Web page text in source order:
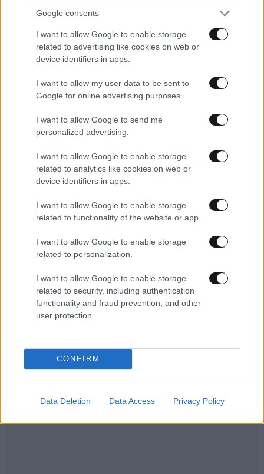
Google consents
I want to allow Google to enable storage
related to advertising like cookies on web or
device identifiers in apps.
I want to allow my user data to be sent to
Google for online advertising purposes.
I want to allow Google to send me
personalized advertising.
I want to allow Google to enable storage
related to analytics like cookies on web or
device identifiers in apps.
I want to allow Google to enable storage
related to functionality of the website or app.
I want to allow Google to enable storage
related to personalization.
I want to allow Google to enable storage
related to security, including authentication
functionality and fraud prevention, and other
user protection.
CONFIRM
Data Deletion Data Access Privacy Policy
TRENDING
Αναστάτωση στα τουρκικά ΜΜΕ: «Το Ισραήλ θα
Τουρκία, Σαουδική Αραβία και Πακιστάν»